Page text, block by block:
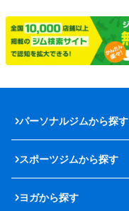
パーソナルジムから探す
スポーツジムから探す
ヨガから探す